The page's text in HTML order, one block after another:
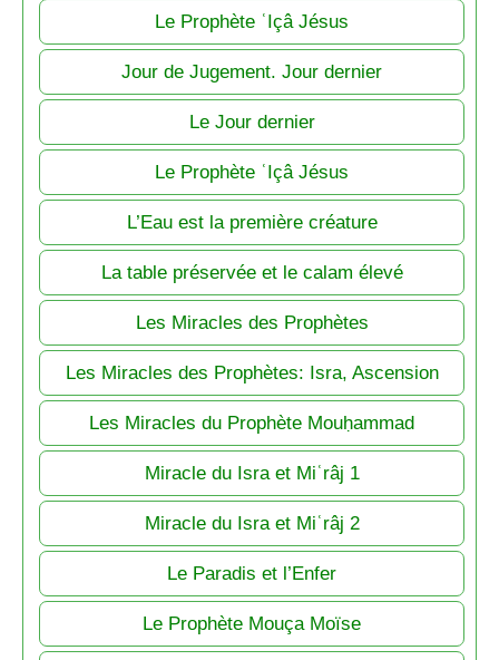
Le Prophète ʿIçâ Jésus
Jour de Jugement. Jour dernier
Le Jour dernier
Le Prophète ʿIçâ Jésus
L’Eau est la première créature
La table préservée et le calam élevé
Les Miracles des Prophètes
Les Miracles des Prophètes: Isra, Ascension
Les Miracles du Prophète Mouḥammad
Miracle du Isra et Miʿrâj 1
Miracle du Isra et Miʿrâj 2
Le Paradis et l’Enfer
Le Prophète Mouça Moïse